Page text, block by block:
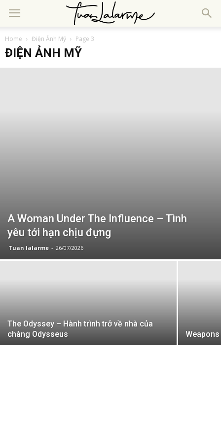
Home Điện Ảnh Mỹ Page 3
ĐIỆN ẢNH MỸ
A Woman Under The Influence – Tình
yêu tới hạn chịu đựng
Tuan lalarme - 26/07/2026
The Odyssey – Hành trình trở về nhà của
chàng Odysseus